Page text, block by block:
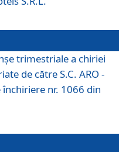
trimestriale a chiriei
de către S.C. ARO -
închiriere nr. 1066 din